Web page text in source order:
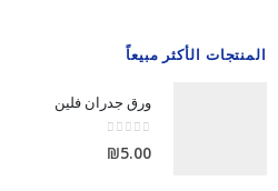
المنتجات الأكثر مبيعاً
ورق جدران فلين
0
out of 5
₪5.00